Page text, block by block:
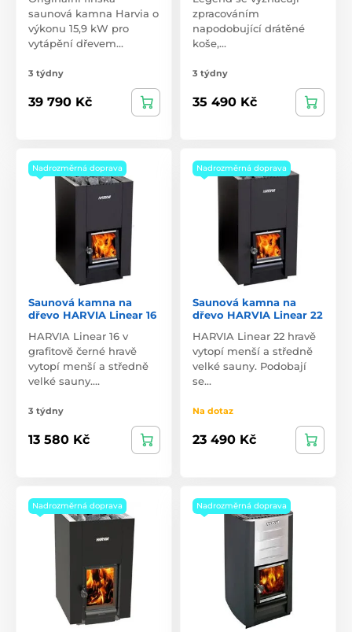
saunová kamna Harvia o
výkonu 15,9 kW pro
vytápění dřevem…
3 týdny
39 790 Kč
zpracováním
napodobující drátěné
koše,…
3 týdny
35 490 Kč
Nadrozměrná doprava
Saunová kamna na
dřevo HARVIA Linear 16
HARVIA Linear 16 v
grafitově černé hravě
vytopí menší a středně
velké sauny.…
3 týdny
13 580 Kč
Nadrozměrná doprava
Saunová kamna na
dřevo HARVIA Linear 22
HARVIA Linear 22 hravě
vytopí menší a středně
velké sauny. Podobají
se…
Na dotaz
23 490 Kč
Nadrozměrná doprava Nadrozměrná doprava